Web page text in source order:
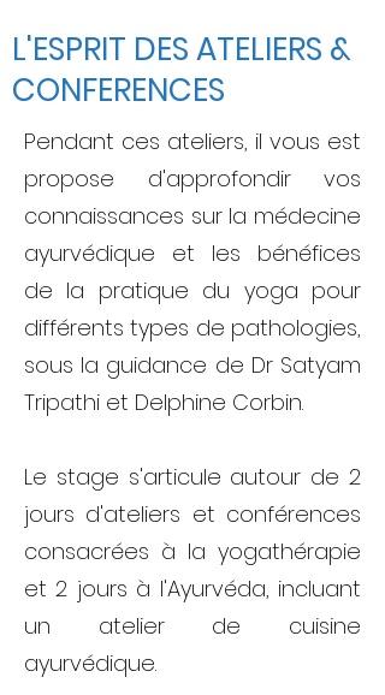
L'ESPRIT DES ATELIERS &
CONFERENCES
Pendant ces ateliers, il vous est
propose d'approfondir vos
connaissances sur la médecine
ayurvédique et les bénéfices
de la pratique du yoga pour
différents types de pathologies,
sous la guidance de Dr Satyam
Tripathi et Delphine Corbin.
Le stage s'articule autour de 2
jours d'ateliers et conférences
consacrées à la yogathérapie
et 2 jours à l'Ayurvéda, incluant
un atelier de cuisine
ayurvédique.